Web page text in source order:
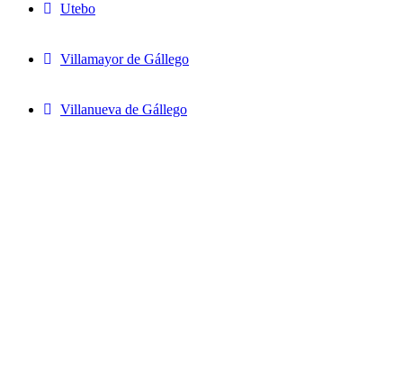
Utebo
Villamayor de Gállego
Villanueva de Gállego